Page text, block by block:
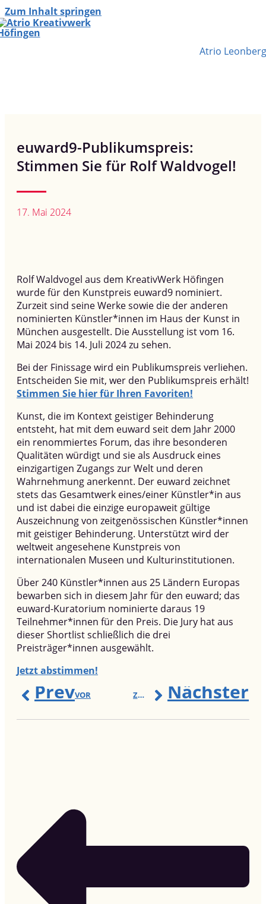
Zum Inhalt springen
Atrio Leonberg
euward9-Publikumspreis:
Stimmen Sie für Rolf Waldvogel!
17. Mai 2024
Rolf Waldvogel aus dem KreativWerk Höfingen
wurde für den Kunstpreis euward9 nominiert.
Zurzeit sind seine Werke sowie die der anderen
nominierten Künstler*innen im Haus der Kunst in
München ausgestellt. Die Ausstellung ist vom 16.
Mai 2024 bis 14. Juli 2024 zu sehen.
Bei der Finissage wird ein Publikumspreis verliehen.
Entscheiden Sie mit, wer den Publikumspreis erhält!
Stimmen Sie hier für Ihren Favoriten!
Kunst, die im Kontext geistiger Behinderung
entsteht, hat mit dem euward seit dem Jahr 2000
ein renommiertes Forum, das ihre besonderen
Qualitäten würdigt und sie als Ausdruck eines
einzigartigen Zugangs zur Welt und deren
Wahrnehmung anerkennt. Der euward zeichnet
stets das Gesamtwerk eines/einer Künstler*in aus
und ist dabei die einzige europaweit gültige
Auszeichnung von zeitgenössischen Künstler*innen
mit geistiger Behinderung. Unterstützt wird der
weltweit angesehene Kunstpreis von
internationalen Museen und Kulturinstitutionen.
Über 240 Künstler*innen aus 25 Ländern Europas
bewarben sich in diesem Jahr für den euward; das
euward-Kuratorium nominierte daraus 19
Teilnehmer*innen für den Preis. Die Jury hat aus
dieser Shortlist schließlich die drei
Preisträger*innen ausgewählt.
Jetzt abstimmen!
PrevVOR ZURÜCK Nächster